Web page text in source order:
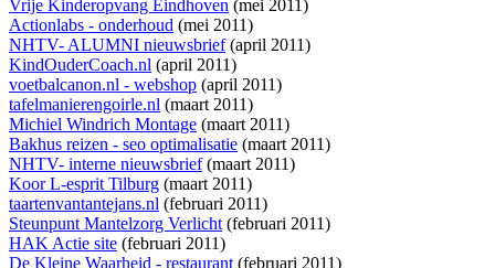
Vrije Kinderopvang Eindhoven (mei 2011)
Actionlabs - onderhoud (mei 2011)
NHTV- ALUMNI nieuwsbrief(april 2011)
KindOuderCoach.nl (april 2011)
voetbalcanon.nl - webshop (april 2011)
tafelmanierengoirle.nl (maart 2011)
Michiel Windrich Montage (maart 2011)
Bakhus reizen - seo optimalisatie (maart 2011)
NHTV- interne nieuwsbrief(maart 2011)
Koor L-esprit Tilburg (maart 2011)
taartenvantantejans.nl (februari 2011)
Steunpunt Mantelzorg Verlicht(februari 2011)
HAK Actie site (februari 2011)
De Kleine Waarheid - restaurant(februari 2011)